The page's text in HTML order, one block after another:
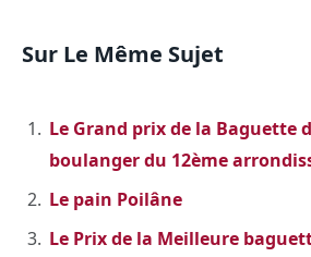
Sur Le Même Sujet
Le Grand prix de la Baguette
boulanger du 12ème
Le pain Poilâne
Le Prix de la Meilleure